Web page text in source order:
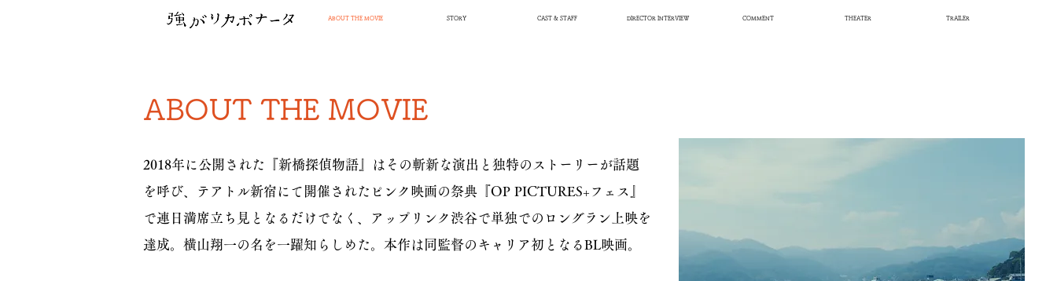
ABOUT THE MOVIE STORY CAST & STAFF DIRECTOR INTERVIEW COMMENT THEATER TRAILER
ABOUT THE MOVIE
2018年に公開された『新橋探偵物語』はその斬新な演出と独特のストーリーが話題
を呼び、テアトル新宿にて開催されたピンク映画の祭典『OP PICTURES+フェス』
で連日満席立ち見となるだけでなく、アップリンク渋谷で単独でのロングラン上映を
達成。横山翔一の名を一躍知らしめた。本作は同監督のキャリア初となるBL映画。